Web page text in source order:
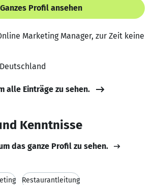
Ganzes Profil ansehen
Marketing Manager, zur Zeit keine
alle Einträge zu sehen.
Kenntnisse
das ganze Profil zu sehen.
Restaurantleitung